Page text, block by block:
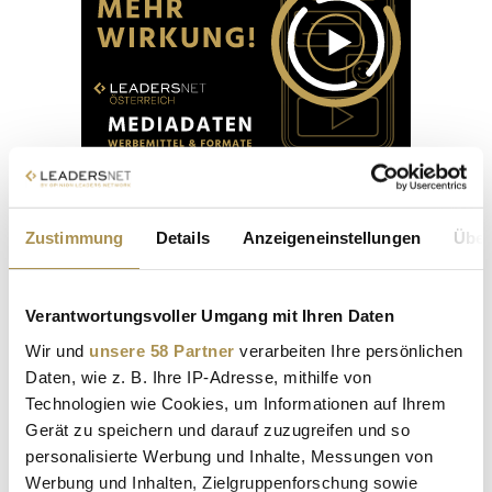
Zustimmung Details Anzeigeneinstellungen
Verantwortungsvoller Umgang mit Ihren Daten
Wir und unsere 58 Partner verarbeiten Ihre persönlichen
Daten, wie z. B. Ihre IP-Adresse, mithilfe von
Technologien wie Cookies, um Informationen auf Ihrem
Gerät zu speichern und darauf zuzugreifen und so
personalisierte Werbung und Inhalte, Messungen von
Werbung und Inhalten, Zielgruppenforschung sowie
Compliance Solutions Day 2026:
Superkraft wird
24. September 2026
Stadt: Wien
Location: Wien
Der Compliance Solutions Day 2026 wird am 24. September in